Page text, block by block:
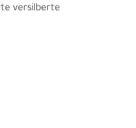
versilberte